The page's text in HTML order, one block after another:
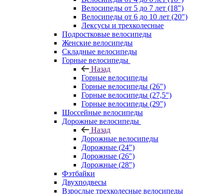
Велосипеды от 5 до 7 лет (18")
Велосипеды от 6 до 10 лет (20")
Лексусы и трехколесные
Подростковые велосипеды
Женские велосипеды
Складные велосипеды
Горные велосипеды
Назад
Горные велосипеды
Горные велосипеды (26")
Горные велосипеды (27,5")
Горные велосипеды (29")
Шоссейные велосипеды
Дорожные велосипеды
Назад
Дорожные велосипеды
Дорожные (24")
Дорожные (26")
Дорожные (28")
Фэтбайки
Двухподвесы
Взрослые трехколесные велосипеды